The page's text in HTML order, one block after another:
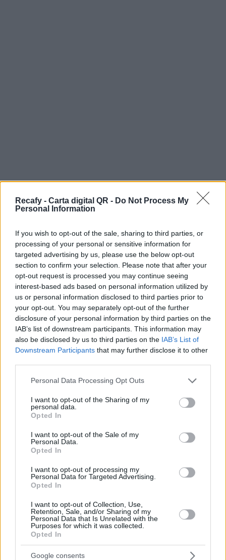
Recafy - Carta digital QR - Do Not Process My
Personal Information
If you wish to opt-out of the sale, sharing to third parties, or
processing of your personal or sensitive information for
targeted advertising by us, please use the below opt-out
section to confirm your selection. Please note that after your
opt-out request is processed you may continue seeing
interest-based ads based on personal information utilized by
us or personal information disclosed to third parties prior to
your opt-out. You may separately opt-out of the further
disclosure of your personal information by third parties on the
IAB’s list of downstream participants. This information may
also be disclosed by us to third parties on the IAB’s List of
Downstream Participants that may further disclose it to other
Please note that this website/app uses one or more Google
not limited to your visit or usage behaviour. You may click to
grant or deny consent to Google and its third-party tags to
use your data for below specified purposes in below Google
consent section.
Personal Data Processing Opt Outs
I want to opt-out of the Sharing of my
personal data.
Opted In
I want to opt-out of the Sale of my
Personal Data.
Opted In
I want to opt-out of processing my
Personal Data for Targeted Advertising.
Opted In
I want to opt-out of Collection, Use,
Retention, Sale, and/or Sharing of my
Personal Data that Is Unrelated with the
Purposes for which it was collected.
Opted In
Google consents
Entradas recientes
Carta digital QR para restaurantes: cómo
transformar la experiencia del cliente y optimizar la
gestión en hostelería
Café en la oficina: errores comunes que afectan al
sabor
Actividades para parejas sin hijos: experiencias
Packaging inteligente para panaderías y
pastelerías que quieren crecer con delivery
¿Cómo decorar un restaurante con poco dinero?
Te damos ideas prácticas para lograr un gran
impacto con poco presupuesto
Jordania, un país con historia viva, paisajes únicos
y gentes de una hospitalidad inolvidable.
10 tipos de arroz para tus recetas